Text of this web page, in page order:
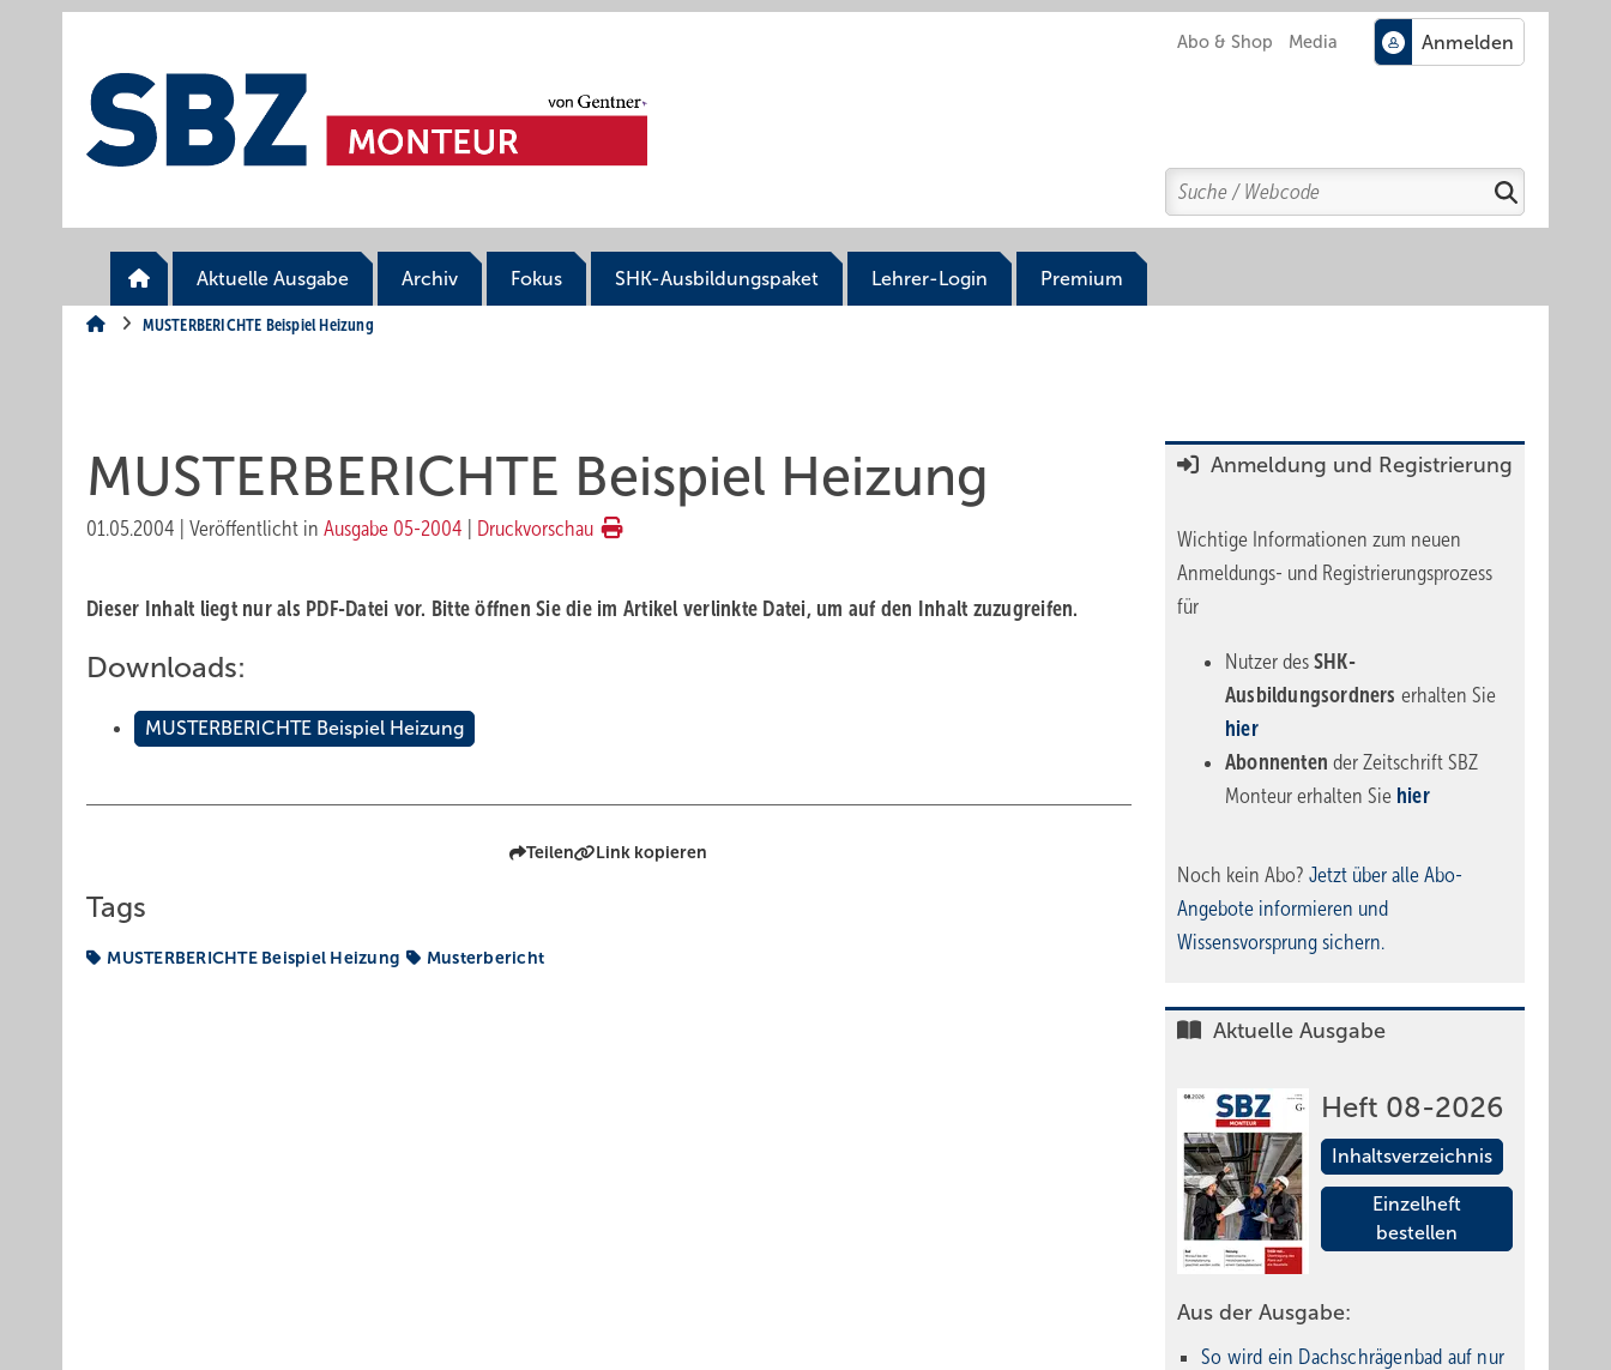
Abo & Shop Media
Search
Suchen
Aktuelle Ausgabe Archiv Fokus SHK-Ausbildungspaket Lehrer-Login Premium
MUSTERBERICHTE Beispiel Heizung
MUSTERBERICHTE Beispiel Heizung
01.05.2004 Veröffentlicht in Ausgabe 05-2004 Druckvorschau
Dieser Inhalt liegt nur als PDF-Datei vor. Bitte öffnen Sie die im Artikel verlinkte Datei, um auf den Inhalt zuzugreifen.
Downloads:
MUSTERBERICHTE Beispiel Heizung
Teilen Link kopieren
Tags
MUSTERBERICHTE Beispiel Heizung Musterbericht
Anmeldung und Registrierung
Wichtige Informationen zum neuen
Anmeldungs- und Registrierungsprozess
für
Nutzer des SHK-
Ausbildungsordners erhalten Sie
hier
Abonnentender Zeitschrift SBZ
Monteur erhalten Sie hier
Noch kein Abo? Jetzt über alle Abo-
Angebote informieren und
Wissensvorsprung sichern.
Aktuelle Ausgabe
Heft 08-2026
Inhaltsverzeichnis
Einzelheft
bestellen
Aus der Ausgabe:
So wird ein Dach­schrägenbad auf nur